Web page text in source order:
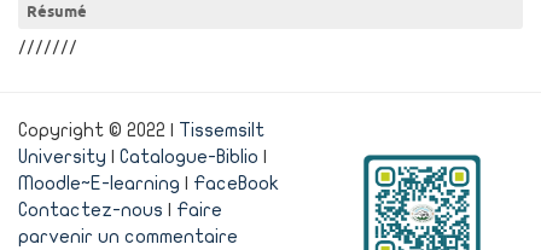
Résumé
///////
Copyright © 2022 | Tissemsilt
University
Catalogue-Biblio
Moodle~E-learning
FaceBook
Contactez-nous
Faire
parvenir un commentaire